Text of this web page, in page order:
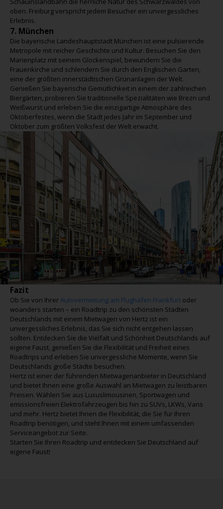
oben. Freiburg verspricht jedem Besucher ein unvergessliches
Erlebnis.
7. München
Die bayerische Landeshauptstadt München ist eine pulsierende
Metropole mit reicher Geschichte und Kultur. Besuchen Sie den
Marienplatz mit seinem Glockenspiel, bewundern Sie die
Frauenkirche und schlendern Sie durch den Englischen Garten,
eine der größten innerstädtischen Grünanlagen der Welt.
Genießen Sie bayerische Gemütlichkeit in einem der zahlreichen
Biergärten, probieren Sie traditionelle Spezialitäten wie Brezn und
Weißwurst und erleben Sie die einzigartige Atmosphäre des
Oktoberfestes, wenn die Stadt jedes Jahr im September und
Oktober zum größten Volksfest der Welt erwacht.
Fazit
Ob Sie von Ihrer Autovermietung am Flughafen Frankfurt oder
woanders starten – ein Roadtrip zu den schönsten Städten
Deutschlands mit einem Mietwagen von Hertz ist ein
unvergessliches Erlebnis, das Sie sich nicht entgehen lassen
sollten. Entdecken Sie die Vielfalt und Schönheit Deutschlands auf
eigene Faust, genießen Sie die Flexibilität und Freiheit eines
Roadtrips und erleben Sie unvergessliche Momente, wenn Sie
Deutschlands große Städte besuchen.
Hertz ist einer der führenden Mietwagenanbieter in Deutschland
und bietet Ihnen eine große Auswahl an Mietwagen zu leistbaren
Preisen. Wählen Sie aus Luxuslimousinen, Sportwagen und
emissionsfreien Elektrofahrzeugen bis hin zu SUVs, LKWs, Vans
und mehr. Hertz bietet Ihnen die Flexibilität, die Sie für Ihren
Roadtrip benötigen, und steht Ihnen mit einem umfassenden
Serviceangebot zur Seite.
Starten Sie Ihren Roadtrip und entdecken Sie Deutschland auf
eigene Faust!